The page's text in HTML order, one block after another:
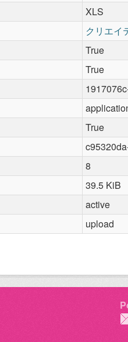
XLS
クリエイ
True
True
True
8
39.5 KiB
active
upload